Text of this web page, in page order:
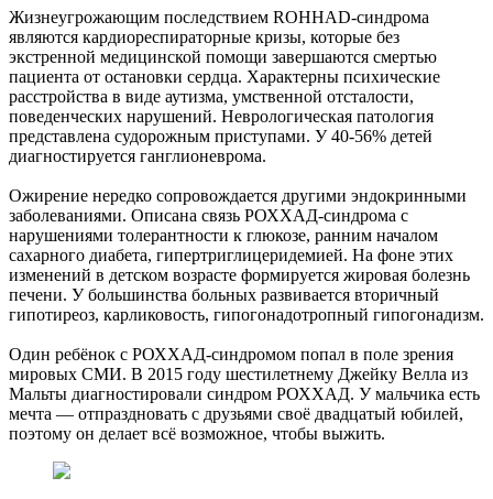
Жизнеугрожающим последствием ROHHAD-синдрома
являются кардиореспираторные кризы, которые без
экстренной медицинской помощи завершаются смертью
пациента от остановки сердца. Характерны психические
расстройства в виде аутизма, умственной отсталости,
поведенческих нарушений. Неврологическая патология
представлена судорожным приступами. У 40-56% детей
диагностируется ганглионеврома.
Ожирение нередко сопровождается другими эндокринными
заболеваниями. Описана связь РОХХАД-синдрома с
нарушениями толерантности к глюкозе, ранним началом
сахарного диабета, гипертриглицеридемией. На фоне этих
изменений в детском возрасте формируется жировая болезнь
печени. У большинства больных развивается вторичный
гипотиреоз, карликовость, гипогонадотропный гипогонадизм.
Один ребёнок с РОХХАД-синдромом попал в поле зрения
мировых СМИ. В 2015 году шестилетнему Джейку Велла из
Мальты диагностировали синдром РОХХАД. У мальчика есть
мечта ― отпраздновать с друзьями своё двадцатый юбилей,
поэтому он делает всё возможное, чтобы выжить.